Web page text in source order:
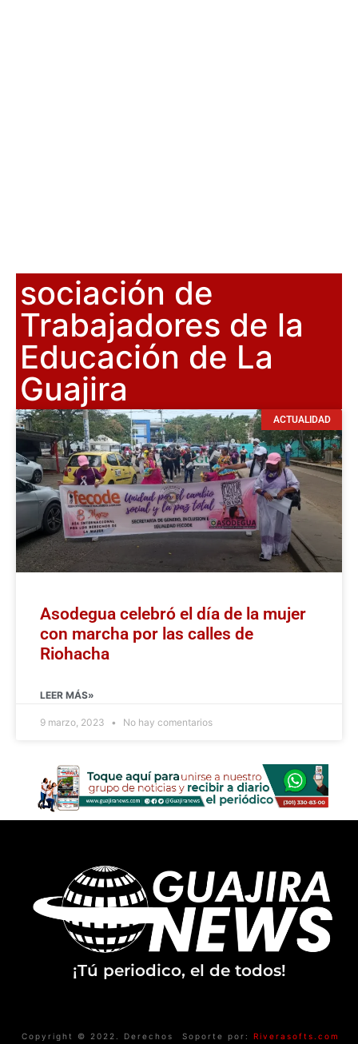
sociación de
Trabajadores de la
Educación de La
Guajira
ACTUALIDAD
Asodegua celebró el día de la mujer
con marcha por las calles de
Riohacha
LEER MÁS»
9 marzo, 2023 No hay comentarios
¡Tú periodico, el de todos!
Copyright © 2022. Derechos
Soporte por: Riverasofts.com